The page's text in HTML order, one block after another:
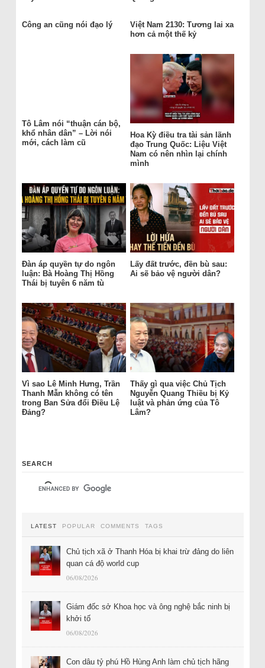
Công an cũng nói đạo lý
Việt Nam 2130: Tương lai xa
hơn cả một thế kỷ
Tô Lâm nói “thuận cán bộ,
khổ nhân dân” – Lời nói
mới, cách làm cũ
Hoa Kỳ điều tra tài sản lãnh
đạo Trung Quốc: Liệu Việt
Nam có nên nhìn lại chính
mình
Đàn áp quyền tự do ngôn
luận: Bà Hoàng Thị Hồng
Thái bị tuyên 6 năm tù
Lấy đất trước, đền bù sau:
Ai sẽ bảo vệ người dân?
Vì sao Lê Minh Hưng, Trần
Thanh Mẫn không có tên
trong Ban Sửa đổi Điều Lệ
Đảng?
Thấy gì qua việc Chủ Tịch
Nguyễn Quang Thiều bị Kỷ
luật và phản ứng của Tô
Lâm?
SEARCH
LATEST POPULAR COMMENTS TAGS
Chủ tịch xã ở Thanh Hóa bị khai trừ đảng do liên
quan cá độ world cup
06/08/2026
Giám đốc sở Khoa học và ông nghệ bắc ninh bị
khởi tố
06/08/2026
Con dâu tỷ phú Hồ Hùng Anh làm chủ tịch hãng